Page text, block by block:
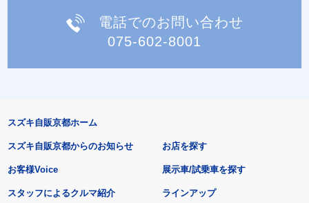
電話でのお問い合わせ
075-602-8001
スズキ自販京都ホーム
スズキ自販京都からのお知らせ
お客様Voice
スタッフによるクルマ紹介
お店を探す
展示車/試乗車を探す
ラインアップ